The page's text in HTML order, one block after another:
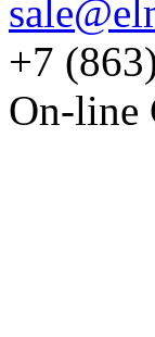
+7
On-line